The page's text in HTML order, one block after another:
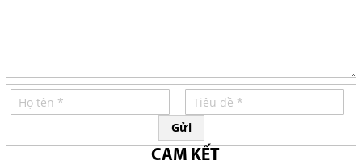
Gửi
CAM KẾT